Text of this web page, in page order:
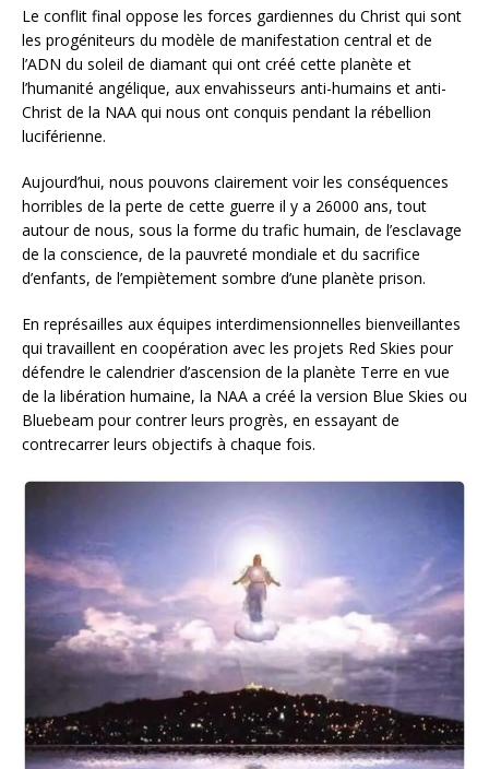
Le conflit final oppose les forces gardiennes du Christ qui sont
les progéniteurs du modèle de manifestation central et de
l’ADN du soleil de diamant qui ont créé cette planète et
l’humanité angélique, aux envahisseurs anti-humains et anti-
Christ de la NAA qui nous ont conquis pendant la rébellion
luciférienne.
Aujourd’hui, nous pouvons clairement voir les conséquences
horribles de la perte de cette guerre il y a 26000 ans, tout
autour de nous, sous la forme du trafic humain, de l’esclavage
de la conscience, de la pauvreté mondiale et du sacrifice
d’enfants, de l’empiètement sombre d’une planète prison.
En représailles aux équipes interdimensionnelles bienveillantes
qui travaillent en coopération avec les projets Red Skies pour
défendre le calendrier d’ascension de la planète Terre en vue
de la libération humaine, la NAA a créé la version Blue Skies ou
Bluebeam pour contrer leurs progrès, en essayant de
contrecarrer leurs objectifs à chaque fois.